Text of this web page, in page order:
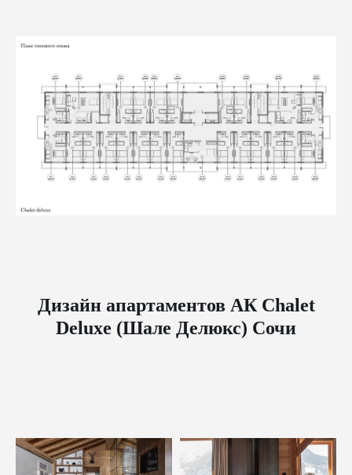
Дизайн апартаментов АК Chalet
Deluxe (Шале Делюкс) Сочи